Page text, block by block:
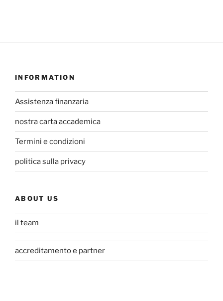
INFORMATION
Assistenza finanzaria
nostra carta accademica
Termini e condizioni
politica sulla privacy
ABOUT US
il team
accreditamento e partner